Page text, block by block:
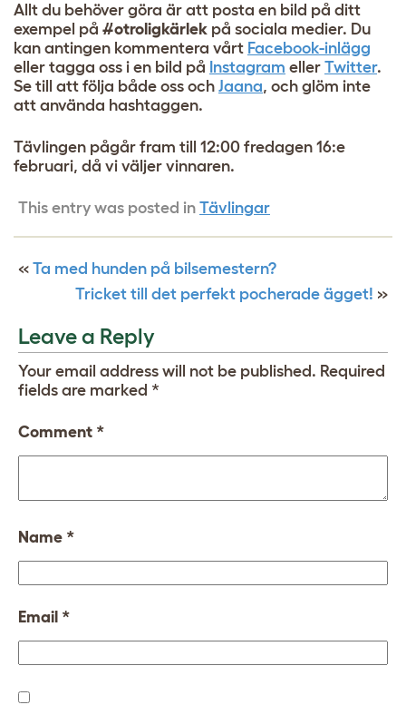
Allt du behöver göra är att posta en bild på ditt
exempel på #otroligkärlek på sociala medier. Du
kan antingen kommentera vårt Facebook-inlägg
eller tagga oss i en bild på Instagram eller Twitter.
Se till att följa både oss och Jaana, och glöm inte
att använda hashtaggen.
Tävlingen pågår fram till 12:00 fredagen 16:e
februari, då vi väljer vinnaren.
This entry was posted in Tävlingar
« Ta med hunden på bilsemestern?
Tricket till det perfekt pocherade ägget! »
Leave a Reply
Your email address will not be published. Required
fields are marked *
Comment *
Name *
Email *